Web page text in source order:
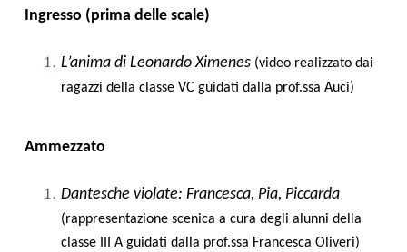
Ingresso (prima delle scale)
L’anima di Leonardo Ximenes (video realizzato dai
ragazzi della classe VC guidati dalla prof.ssa Auci)
Ammezzato
Dantesche violate: Francesca, Pia, Piccarda
(rappresentazione scenica a cura degli alunni della
classe III A guidati dalla prof.ssa Francesca Oliveri)